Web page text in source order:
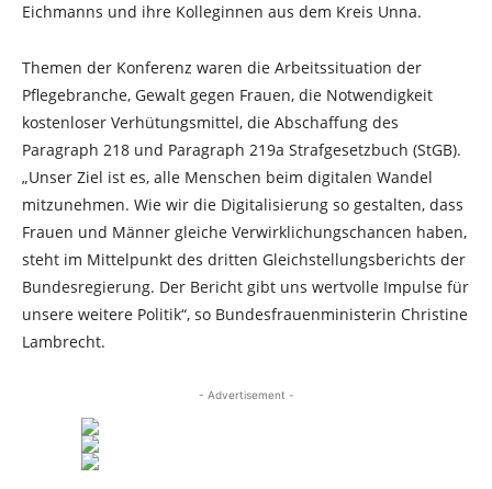
Eichmanns und ihre Kolleginnen aus dem Kreis Unna.
Themen der Konferenz waren die Arbeitssituation der
Pflegebranche, Gewalt gegen Frauen, die Notwendigkeit
kostenloser Verhütungsmittel, die Abschaffung des
Paragraph 218 und Paragraph 219a Strafgesetzbuch (StGB).
„Unser Ziel ist es, alle Menschen beim digitalen Wandel
mitzunehmen. Wie wir die Digitalisierung so gestalten, dass
Frauen und Männer gleiche Verwirklichungschancen haben,
steht im Mittelpunkt des dritten Gleichstellungsberichts der
Bundesregierung. Der Bericht gibt uns wertvolle Impulse für
unsere weitere Politik“, so Bundesfrauenministerin Christine
Lambrecht.
- Advertisement -